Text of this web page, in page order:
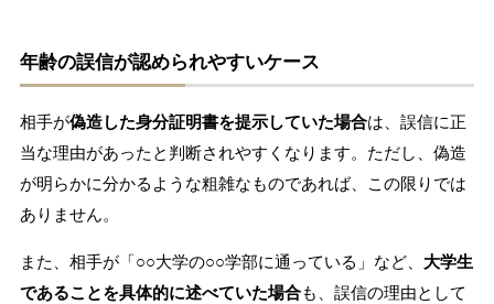
年齢の誤信が認められやすいケース
相手が偽造した身分証明書を提示していた場合は、誤信に正
当な理由があったと判断されやすくなります。ただし、偽造
が明らかに分かるような粗雑なものであれば、この限りでは
ありません。
また、相手が「○○大学の○○学部に通っている」など、 大学生
であることを具体的に述べていた場合も、誤信の理由として